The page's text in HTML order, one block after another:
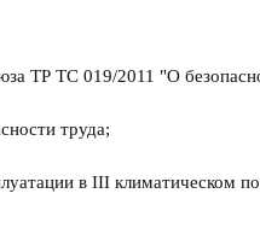
ТС 019/2011 "О
труда;
в III климатическом